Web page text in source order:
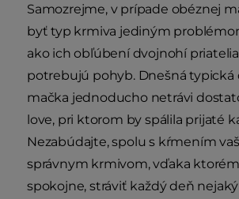
Samozrejme, v prípade obéznej
byť typ krmiva jediným
ako ich obľúbení dvojnohí
potrebujú pohyb. Dnešná typická
mačka jednoducho netrávi
love, pri ktorom by spálila prijaté
Nezabúdajte, spolu s kŕmením
správnym krmivom, vďaka
spokojne, stráviť každý deň nejaký